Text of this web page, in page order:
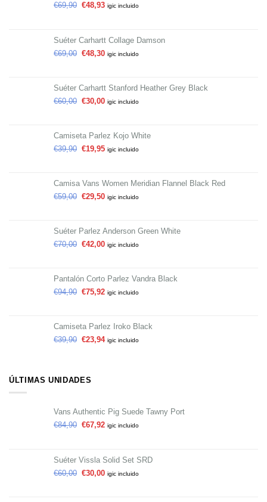
€69,90 €48,93 igic incluido
Suéter Carhartt Collage Damson
€69,00 €48,30 igic incluido
Suéter Carhartt Stanford Heather Grey Black
€60,00 €30,00 igic incluido
Camiseta Parlez Kojo White
€39,90 €19,95 igic incluido
Camisa Vans Women Meridian Flannel Black Red
€59,00 €29,50 igic incluido
Suéter Parlez Anderson Green White
€70,00 €42,00 igic incluido
Pantalón Corto Parlez Vandra Black
€94,90 €75,92 igic incluido
Camiseta Parlez Iroko Black
€39,90 €23,94 igic incluido
ÚLTIMAS UNIDADES
Vans Authentic Pig Suede Tawny Port
€84,90 €67,92 igic incluido
Suéter Vissla Solid Set SRD
€60,00 €30,00 igic incluido